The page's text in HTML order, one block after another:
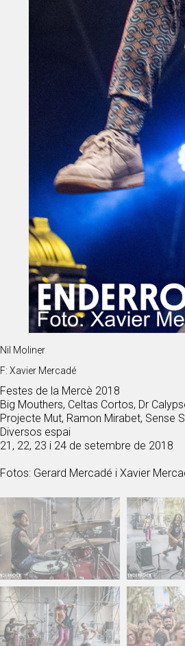
Nil Moliner
F: Xavier Mercadé
Festes de la Mercè 2018
Big Mouthers, Celtas Cortos, Dr
Projecte Mut, Ramon Mirabet, Sense
Diversos espai
21, 22, 23 i 24 de setembre de 2018
Fotos: Gerard Mercadé i Xavier